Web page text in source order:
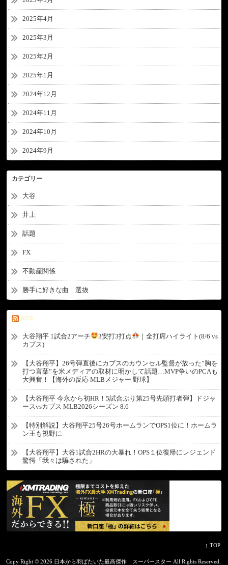
2025年4月
2025年3月
2025年2月
2025年1月
2024年12月
2024年11月
2024年10月
2024年9月
カテゴリー
大谷
井上
話題
FX
不動産関係
勝手に好きな曲 選抜
RSS
大谷翔平 1試合2アーチ 3安打3打点
｜全打席ハイライト(8/6 vs
カブス)
【大谷翔平】26号弾直後にカブスのカウンセル監督が放った”胸を
打つ言葉”を米メディアの取材に明かして話題…MVP争いのPCAも
大興奮！【海外の反応 MLBメジャー 野球】
【大谷翔平 今永から初HR！5試合ぶり第25号先頭打者弾】ドジャ
ースvsカブス MLB2026シーズン 8.6
【特別解説】大谷翔平25号26号ホームランでOPS1位に！ホームラ
ン王も視野に
【大谷翔平】大谷1試合2HRの大暴れ！OPS１位復帰にレジェンド
驚愕「我々は騙された」
↑ TOP
Copy Right © 2026 日本から羽ばたいた最高傑作 スーパースター All Rights Reserved.